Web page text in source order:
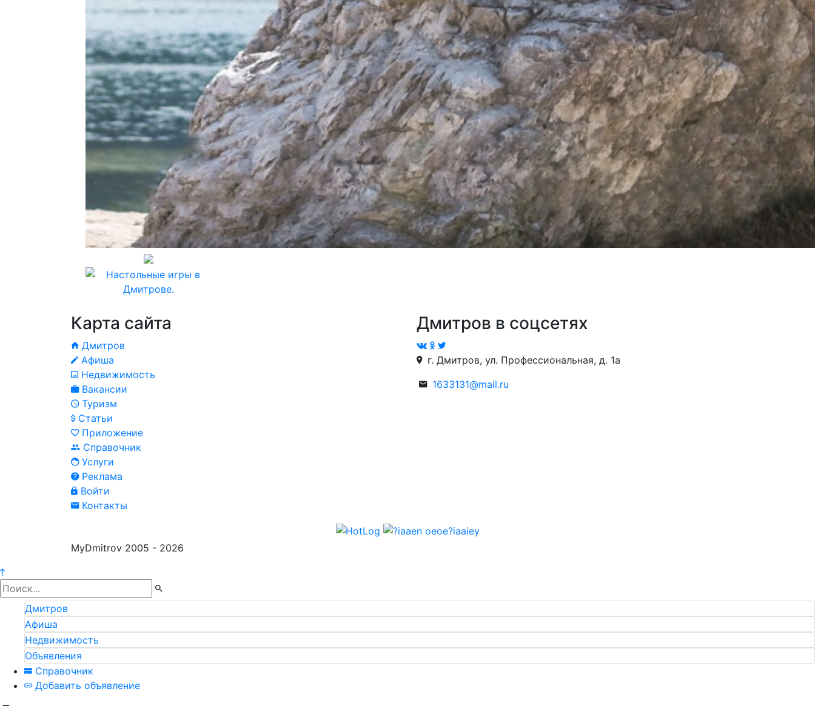
Карта сайта
Дмитров
Афиша
Недвижимость
Вакансии
Туризм
Статьи
Приложение
Справочник
Услуги
Реклама
Войти
Контакты
Дмитров в соцсетях
г. Дмитров, ул. Профессиональная, д. 1а
1633131@mail.ru
MyDmitrov 2005 - 2026
Дмитров
Афиша
Недвижимость
Объявления
Справочник
Добавить объявление